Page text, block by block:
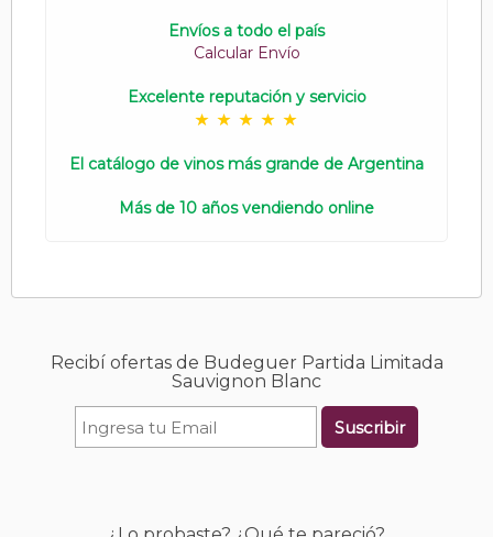
Envíos a todo el país
Calcular Envío
Excelente reputación y servicio
El catálogo de vinos más grande de Argentina
Más de 10 años vendiendo online
Recibí ofertas de Budeguer Partida Limitada
Sauvignon Blanc
Suscribir